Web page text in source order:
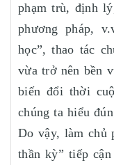
phạm trù, định
phương pháp,
học”, thao tác
vừa trở nên bền
biến đổi thời
chúng ta hiểu
Do vậy, làm chủ
thần kỳ” tiếp